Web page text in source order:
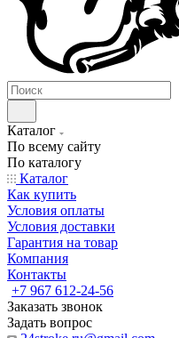
Каталог
По всему сайту
По каталогу
Каталог
Как купить
Условия оплаты
Условия доставки
Гарантия на товар
Компания
Контакты
+7 967 612-24-56
Заказать звонок
Задать вопрос